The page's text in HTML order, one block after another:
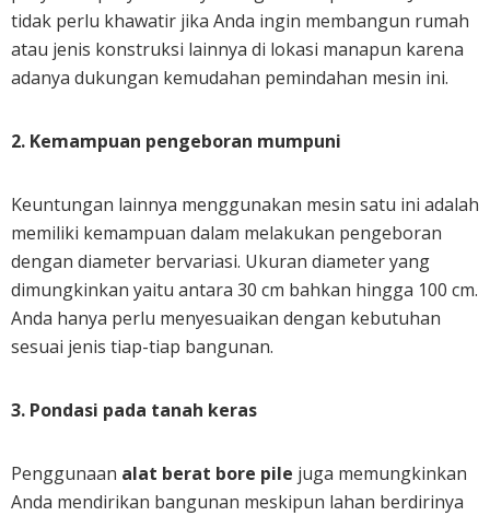
tidak perlu khawatir jika Anda ingin membangun rumah
atau jenis konstruksi lainnya di lokasi manapun karena
adanya dukungan kemudahan pemindahan mesin ini.
2. Kemampuan pengeboran mumpuni
Keuntungan lainnya menggunakan mesin satu ini adalah
memiliki kemampuan dalam melakukan pengeboran
dengan diameter bervariasi. Ukuran diameter yang
dimungkinkan yaitu antara 30 cm bahkan hingga 100 cm.
Anda hanya perlu menyesuaikan dengan kebutuhan
sesuai jenis tiap-tiap bangunan.
3. Pondasi pada tanah keras
Penggunaan alat berat bore pile juga memungkinkan
Anda mendirikan bangunan meskipun lahan berdirinya